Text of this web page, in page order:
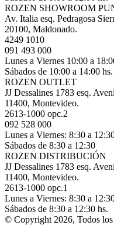
ROZEN SHOWROOM
Av. Italia esq. Pedragosa
20100, Maldonado.
4249 1010
091 493 000
Lunes a Viernes 10:00 a
Sábados de 10:00 a 14:00 hs.
ROZEN OUTLET
JJ Dessalines 1783 esq.
11400, Montevideo.
2613-1000 opc.2
092 528 000
Lunes a Viernes: 8:30 a
Sábados de 8:30 a 12:30
ROZEN DISTRIBUCIÓN
JJ Dessalines 1783 esq.
11400, Montevideo.
2613-1000 opc.1
Lunes a Viernes: 8:30 a
Sábados de 8:30 a 12:30 hs.
© Copyright 2026, Todos los